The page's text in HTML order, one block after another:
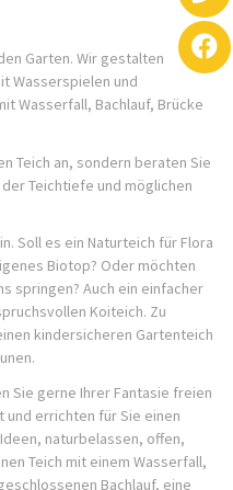
Garten. Wir gestalten
Wasserspielen und
Wasserfall, Bachlauf, Brücke
Teich an, sondern beraten Sie
Teichtiefe und möglichen
Soll es ein Naturteich für Flora
Biotop? Oder möchten
springen? Auch ein einfacher
Koiteich. Zu
kindersicheren Gartenteich
Sie gerne Ihrer Fantasie freien
und errichten für Sie einen
naturbelassen, offen,
Teich mit einem Wasserfall,
Bachlauf, eine